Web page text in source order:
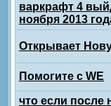
варкрафт 4
ноября 2013
Открывает
Помогите с WE
что если после